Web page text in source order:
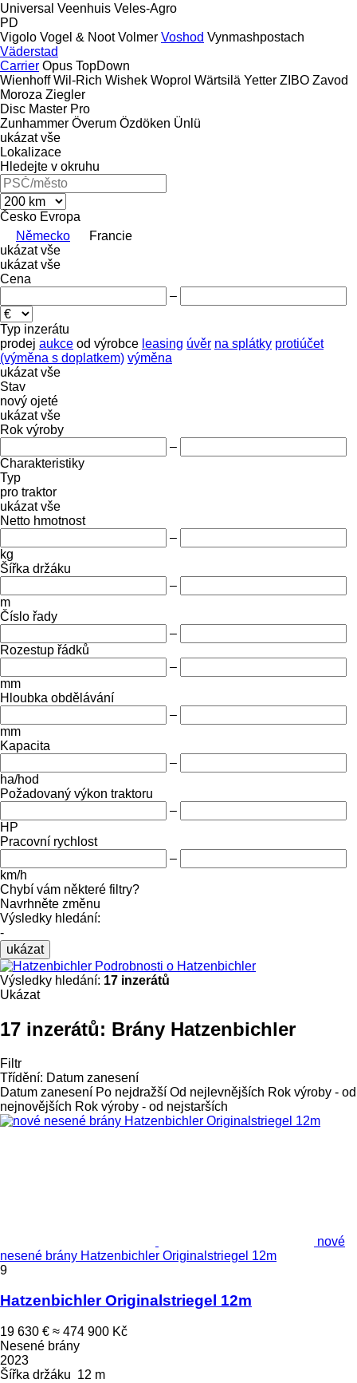
Universal Veenhuis Veles-Agro
PD
Vigolo Vogel & Noot Volmer Voshod Vynmashpostach
Väderstad
Carrier Opus TopDown
Wienhoff Wil-Rich Wishek Woprol Wärtsilä Yetter ZIBO Zavod
Moroza Ziegler
Disc Master Pro
Zunhammer Överum Özdöken Ünlü
ukázat vše
Lokalizace
Hledejte v okruhu
Česko Evropa
Německo
Francie
ukázat vše
ukázat vše
Cena
–
Typ inzerátu
prodej aukce od výrobce leasing úvěr na splátky protiúčet
(výměna s doplatkem) výměna
ukázat vše
Stav
nový ojeté
ukázat vše
Rok výroby
–
Charakteristiky
Typ
pro traktor
ukázat vše
Netto hmotnost
–
kg
Šířka držáku
–
m
Číslo řady
–
Rozestup řádků
–
mm
Hloubka obdělávání
–
mm
Kapacita
–
ha/hod
Požadovaný výkon traktoru
–
HP
Pracovní rychlost
–
km/h
Chybí vám některé filtry?
Navrhněte změnu
Výsledky hledání:
-
ukázat
Podrobnosti o Hatzenbichler
Výsledky hledání: 17 inzerátů
Ukázat
17 inzerátů: Brány Hatzenbichler
Filtr
Třídění: Datum zanesení
Datum zanesení Po nejdražší Od nejlevnějších Rok výroby - od
nejnovějších Rok výroby - od nejstarších
nové
nesené brány Hatzenbichler Originalstriegel 12m
9
Hatzenbichler Originalstriegel 12m
19 630 € ≈ 474 900 Kč
Nesené brány
2023
Šířka držáku 12 m